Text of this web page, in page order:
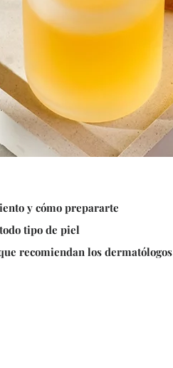
y cómo prepararte
tipo de piel
recomiendan los dermatólogos